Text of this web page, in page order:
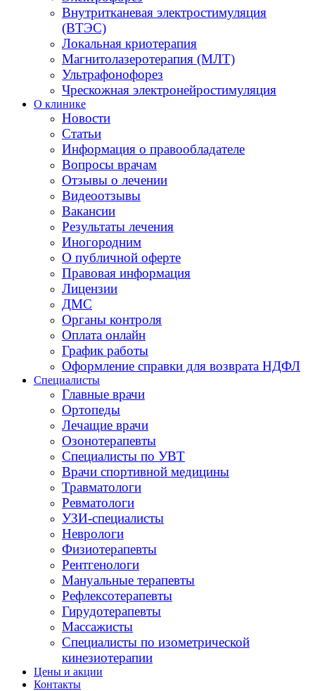
Внутритканевая электростимуляция
(ВТЭС)
Локальная криотерапия
Магнитолазеротерапия (МЛТ)
Ультрафонофорез
Чрескожная электронейростимуляция
О клинике
Новости
Статьи
Информация о правообладателе
Вопросы врачам
Отзывы о лечении
Видеоотзывы
Вакансии
Результаты лечения
Иногородним
О публичной оферте
Правовая информация
Лицензии
ДМС
Органы контроля
Оплата онлайн
График работы
Оформление справки для возврата НДФЛ
Специалисты
Главные врачи
Ортопеды
Лечащие врачи
Озонотерапевты
Специалисты по УВТ
Врачи спортивной медицины
Травматологи
Ревматологи
УЗИ-специалисты
Неврологи
Физиотерапевты
Рентгенологи
Мануальные терапевты
Рефлексотерапевты
Гирудотерапевты
Массажисты
Специалисты по изометрической
кинезиотерапии
Цены и акции
Контакты